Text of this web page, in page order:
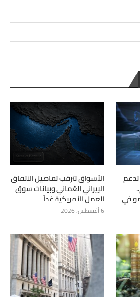
تدعم
في
الأسواق تترقب تفاصيل الاتفاق
الإيراني العُماني وبيانات سوق
العمل الأمريكية غداً
6 أغسطس، 2026